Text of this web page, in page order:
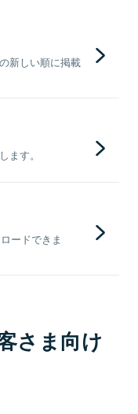
新しい順に掲載
ます。
ードできま
さま向け